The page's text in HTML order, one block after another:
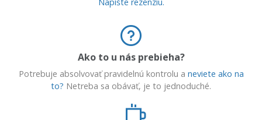
Napíšte rezenziu.
Ako to u nás prebieha?
Potrebuje absolvovať pravidelnú kontrolu a neviete ako na
to? Netreba sa obávať, je to jednoduché.